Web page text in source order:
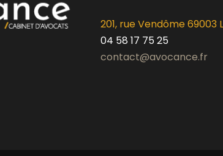
201, rue Vendôme 69003
04 58 17 75 25
contact@avocance.fr